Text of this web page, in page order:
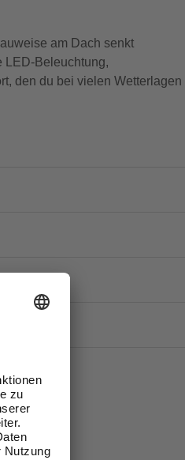
am Dach senkt
LED-Beleuchtung,
den du bei vielen Wetterlagen